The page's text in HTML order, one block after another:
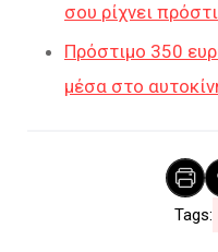
σου ρίχνει
Πρόστιμο 350
μέσα στο